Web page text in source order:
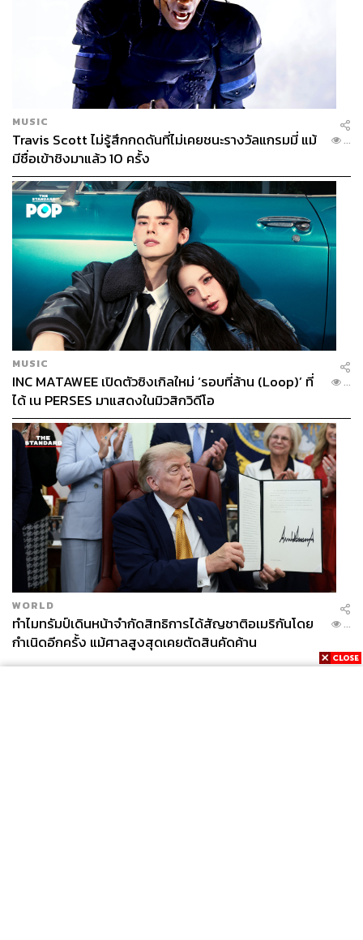
Photo: SCOTT OLSON/AFP
เขาเป็นซีอีโอที่มีความรู้เชิงเทคนิคและทันโลก
ถึงคอสราวชาฮี จะมีภาพลักษณ์ของนักธุรกิจผู้บริหารที่ดู
น่าเกรงขาม แต่เขาก็มีดีกรีระดับปริญญาตรีวิศวะ และทันเท
รนด์เทคโนโลยีพอสมควร ย้อนกลับไปบทสัมภาษณ์ของเขา
กับ CNBC เขารู้ดีว่าธุรกิจท่องเที่ยวออนไลน์จะต้องตอบโจทย์
ความต้องการเฉพาะของลูกค้าให้ตรงจุดที่สุด โดยนำพลัง
ของเทคโนโลยีเข้ามาใช้ เช่น
– Mobile: รองรับการใช้งานบนมือถือที่สามารถระบุข้อมูล
โลเคชันของลูกค้า
– Messaging: เพิ่มประสิทธิภาพช่องทางการสื่อสารกับ
ลูกค้าด้วยระบบอัตโนมัติ/Chatbot เพื่อตอบคำถามลูกค้าได้
ทันที และเก็บบันทึกข้อมูลของลูกค้า
– Machine Learning: มอบประสบการณ์ด้านการท่องเที่ยว
ที่สมบูรณ์แบบให้กับลูกค้า และยกระดับบริการให้ดียิ่งขึ้นทุกๆ
ปี
เขายังจับมือกับ Amazon ทดลองพัฒนาการใช้บริการของ
Expedia กับลำโพงระบบปัญญาประดิษฐ์ Alexa ที่สามารถ
ออกคำสั่งจองเที่ยวบินได้อีกด้วย
MUSIC
Travis Scott ไม่รู้สึกกดดันที่ไม่เคยชนะรางวัลแกรมมี่ แม้
มีชื่อเข้าชิงมาแล้ว 10 ครั้ง
...
MUSIC
INC MATAWEE เปิดตัวซิงเกิลใหม่ ‘รอบที่ล้าน (Loop)’ ที่
ได้ เน PERSES มาแสดงในมิวสิกวิดีโอ
...
WORLD
ทำไมทรัมป์เดินหน้าจำกัดสิทธิการได้สัญชาติอเมริกันโดย
กำเนิดอีกครั้ง แม้ศาลสูงสุดเคยตัดสินคัดค้าน
...